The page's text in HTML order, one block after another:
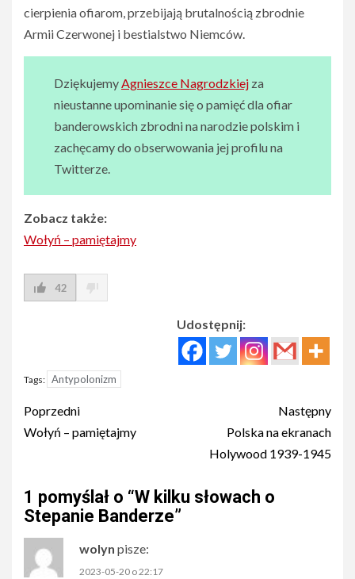
cierpienia ofiarom, przebijają brutalnością zbrodnie
Armii Czerwonej i bestialstwo Niemców.
DziękujemyAgnieszce Nagrodzkiej za
nieustanne upominanie się o pamięć dla ofiar
banderowskich zbrodni na narodzie polskim i
zachęcamy do obserwowania jej profilu na
Twitterze.
Zobacz także:
Wołyń – pamiętajmy
42
Udostępnij:
Tags: Antypolonizm
Post
navigation
Poprzedni
Wołyń – pamiętajmy
Następny
Polska na ekranach
Holywood 1939-1945
1 pomyślał o “W kilku słowach o
Stepanie Banderze”
wolyn pisze:
2023-05-20 o 22:17